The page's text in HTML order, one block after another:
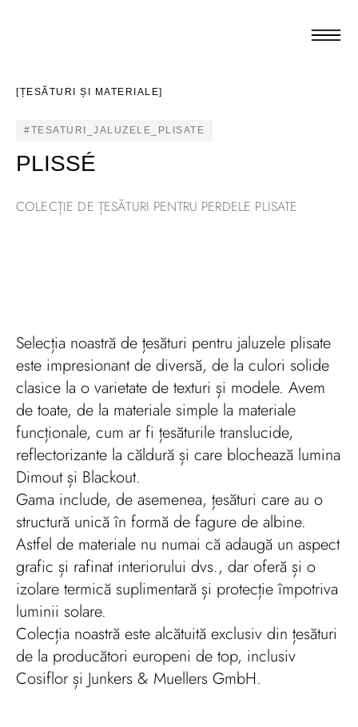
[ȚESĂTURI ȘI MATERIALE]
#TESATURI_JALUZELE_PLISATE
PLISSÉ
COLECȚIE DE ȚESĂTURI PENTRU PERDELE PLISATE
Selecția noastră de țesături pentru jaluzele plisate
este impresionant de diversă, de la culori solide
clasice la o varietate de texturi și modele. Avem
de toate, de la materiale simple la materiale
funcționale, cum ar fi țesăturile translucide,
reflectorizante la căldură și care blochează lumina
Dimout și Blackout.
Gama include, de asemenea, țesături care au o
structură unică în formă de fagure de albine.
Astfel de materiale nu numai că adaugă un aspect
grafic și rafinat interiorului dvs., dar oferă și o
izolare termică suplimentară și protecție împotriva
luminii solare.
Colecția noastră este alcătuită exclusiv din țesături
de la producători europeni de top, inclusiv
Cosiflor și Junkers & Muellers GmbH.